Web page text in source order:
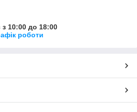
10:00 до 18:00
роботи